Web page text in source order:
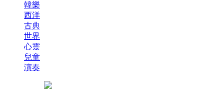
韓樂
西洋
古典
世界
心靈
兒童
演奏